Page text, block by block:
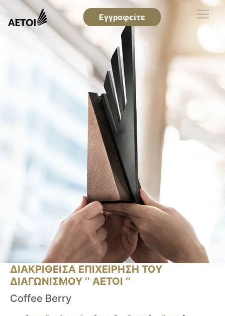
Εγγραφείτε
ΔΙΑΚΡΙΘΕΙΣΑ ΕΠΙΧΕΙΡΗΣΗ ΤΟΥ
ΔΙΑΓΩΝΙΣΜΟΥ ‘’ ΑΕΤΟΙ ‘’
Coffee Berry